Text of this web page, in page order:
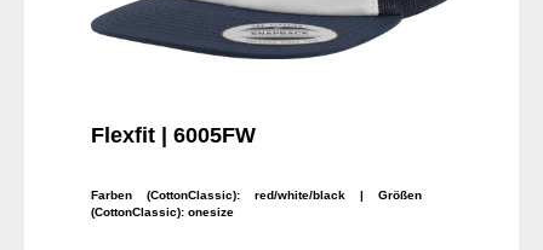
Flexfit | 6005FW
Farben (CottonClassic): red/white/black | Größen
(CottonClassic): onesize